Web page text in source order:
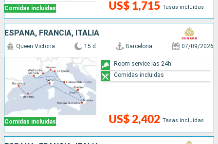
Comidas incluidas US$ 1,715 Tasas incluidas
ESPAÑA, FRANCIA, ITALIA
Comidas incluidas
Queen Victoria 15 d Barcelona 07/09/2026
US$ 2,402 Tasas incluidas
Room service las 24h
Comidas incluidas